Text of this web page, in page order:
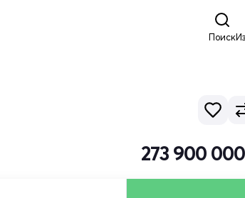
Поиск
273 900